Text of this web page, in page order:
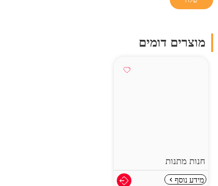
מוצרים דומים
חנות מתנות
מידע נוסף